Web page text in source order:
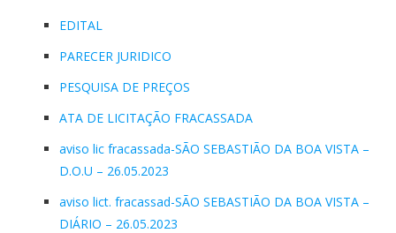
EDITAL
PARECER JURIDICO
PESQUISA DE PREÇOS
ATA DE LICITAÇÃO FRACASSADA
aviso lic fracassada-SÃO SEBASTIÃO DA BOA VISTA –
D.O.U – 26.05.2023
aviso lict. fracassad-SÃO SEBASTIÃO DA BOA VISTA –
DIÁRIO – 26.05.2023